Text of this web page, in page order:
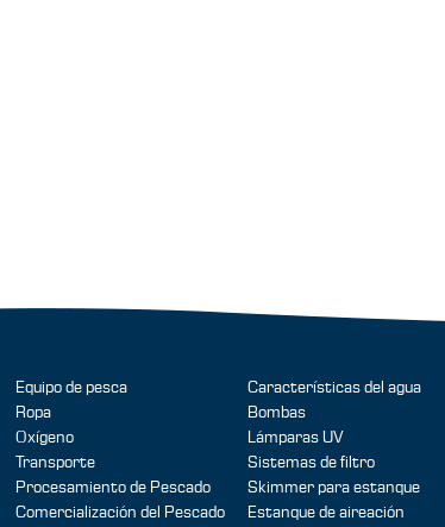
Equipo de pesca
Ropa
Oxígeno
Transporte
Procesamiento de Pescado
Comercialización del Pescado
Características del agua
Bombas
Lámparas UV
Sistemas de filtro
Skimmer para estanque
Estanque de aireación